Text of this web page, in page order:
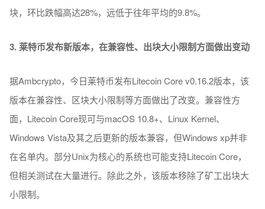
块，环比跌幅高达28%，远低于往年平均的9.8%。
3. 莱特币发布新版本，在兼容性、出块大小限制方面做出变动
据Ambcrypto，今日莱特币发布Litecoin Core v0.16.2版本，该
版本在兼容性、区块大小限制等方面做出了改变。兼容性方
面，Litecoin Core现可与macOS 10.8+、Linux Kernel、
Windows Vista及其之后更新的版本兼容，但Windows xp并非
在名单内。部分Unix为核心的系统也可能支持Litecoin Core，
但相关测试在大量进行。除此之外，该版本移除了矿工出块大
小限制。